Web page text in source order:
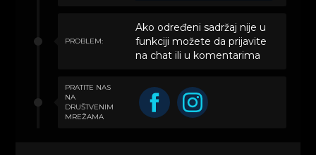
PROBLEM:
Ako određeni sadržaj nije u
funkciji možete da prijavite
na chat ili u komentarima
PRATITE NAS
NA
DRUŠTVENIM
MREŽAMA